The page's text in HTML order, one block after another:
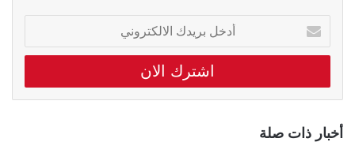
أدخل
بريدك
الالكتروني
أخبار ذات صلة